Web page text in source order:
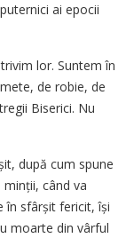
ai epocii
lor. Suntem în
de robie, de
Biserici. Nu
după cum spune
când va
în sfârșit fericit, își
moarte din vârful